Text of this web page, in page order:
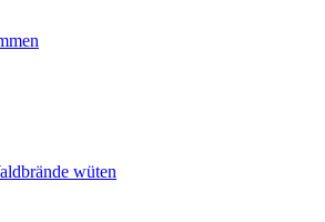
wüten